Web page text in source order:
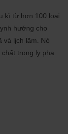
kì từ hơn 100 loại
hướng cho
và lịch lãm. Nó
trong ly pha